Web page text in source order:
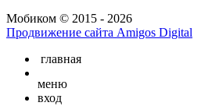
Мобиком © 2015 - 2026
Продвижение сайта Amigos Digital
главная
меню
вход